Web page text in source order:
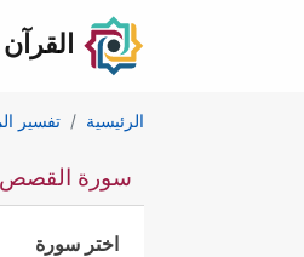
الرئيسية تفسير
سورة القصص
اختر سورة